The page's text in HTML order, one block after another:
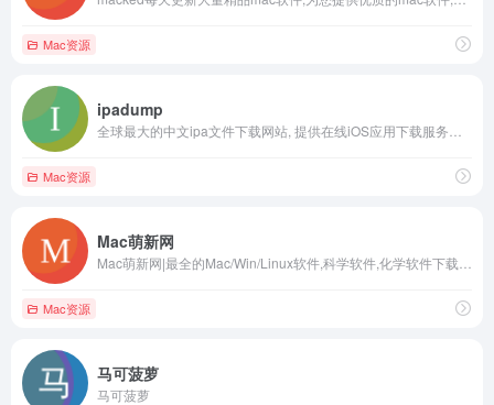
Mac资源
ipadump
Mac资源
Mac萌新网
Mac资源
马可菠萝
马可菠萝